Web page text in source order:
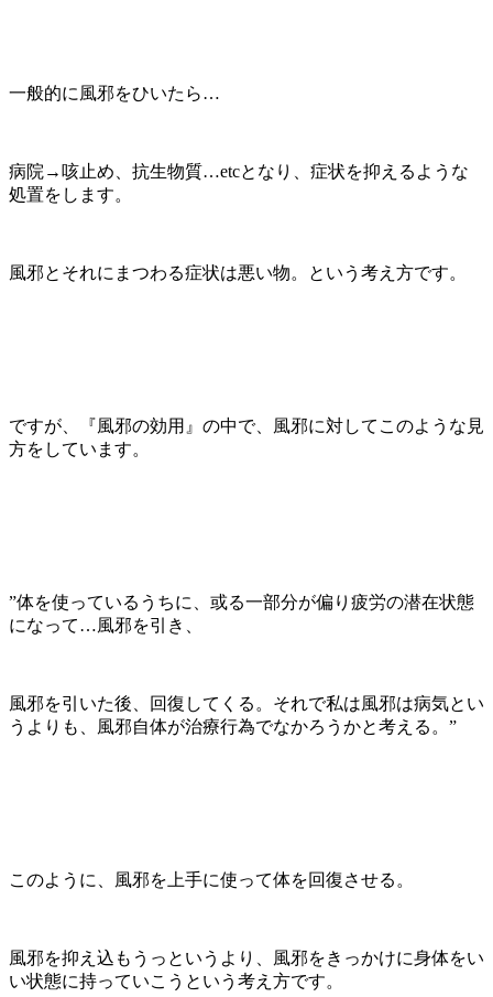
一般的に風邪をひいたら…
病院→咳止め、抗生物質…etcとなり、症状を抑えるような
処置をします。
風邪とそれにまつわる症状は悪い物。という考え方です。
ですが、『風邪の効用』の中で、風邪に対してこのような見
方をしています。
”体を使っているうちに、或る一部分が偏り疲労の潜在状態
になって…風邪を引き、
風邪を引いた後、回復してくる。それで私は風邪は病気とい
うよりも、風邪自体が治療行為でなかろうかと考える。”
このように、風邪を上手に使って体を回復させる。
風邪を抑え込もうっというより、風邪をきっかけに身体をい
い状態に持っていこうという考え方です。